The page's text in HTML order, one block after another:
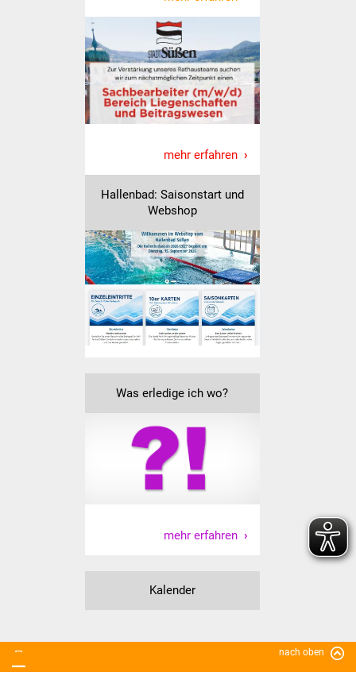
Was erledige ich wo
Dienstleistungen
Lebenslagen
Bürgerinfos
Bildung
Schulen
Kindergärten
Kolping-Musikschule
Soziale Einrichtungen
Lokale Agenda
Kinder- und
Stadtwerke
mehr erfahren
Hallenbad: Saisonstart und
Webshop
Was erledige ich wo?
mehr erfahren
Kalender
nach oben